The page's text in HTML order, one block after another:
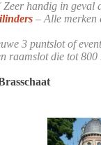
Zeer handig in geval
– Alle merken
3 puntslot of
raamslot die tot